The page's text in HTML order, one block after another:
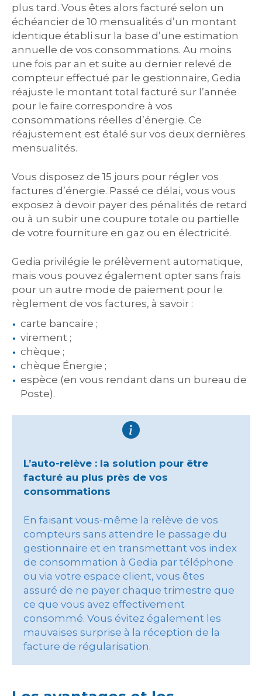
plus tard. Vous êtes alors facturé selon un
échéancier de 10 mensualités d’un montant
identique établi sur la base d’une estimation
annuelle de vos consommations. Au moins
une fois par an et suite au dernier relevé de
compteur effectué par le gestionnaire, Gedia
réajuste le montant total facturé sur l’année
pour le faire correspondre à vos
consommations réelles d’énergie. Ce
réajustement est étalé sur vos deux dernières
mensualités.
Vous disposez de 15 jours pour régler vos
factures d’énergie. Passé ce délai, vous vous
exposez à devoir payer des pénalités de retard
ou à un subir une coupure totale ou partielle
de votre fourniture en gaz ou en électricité.
Gedia privilégie le prélèvement automatique,
mais vous pouvez également opter sans frais
pour un autre mode de paiement pour le
règlement de vos factures, à savoir :
carte bancaire ;
virement ;
chèque ;
chèque Énergie ;
espèce (en vous rendant dans un bureau de
Poste).
L’auto-relève : la solution pour être
facturé au plus près de vos
consommations
En faisant vous-même la relève de vos
compteurs sans attendre le passage du
gestionnaire et en transmettant vos index
de consommation à Gedia par téléphone
ou via votre espace client, vous êtes
assuré de ne payer chaque trimestre que
ce que vous avez effectivement
consommé. Vous évitez également les
mauvaises surprise à la réception de la
facture de régularisation.